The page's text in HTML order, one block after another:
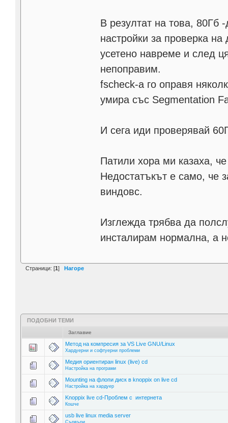
В резултат на това, 80Гб
настройки за проверка
усетено навреме и след
непоправим.
fscheck-a го оправя
умира със Segmentation
И сега иди проверявай
Патили хора ми казаха,
Недостатъкът е само, че
виндовс.
Изглежда трябва да
инсталирам нормална, а
Страници: [1] Нагоре
ПОДОБНИ ТЕМИ
Заглавие
Метод на компресия за VS Live GNU/Linux
Хардуерни и софтуерни проблеми
Медия ориентиран linux (live) cd
Настройка на програми
Mounting на флопи диск в knoppix on live cd
Настройка на хардуер
Knoppix live cd-Проблем с интернета
Кошче
usb live linux media server
Сървъри